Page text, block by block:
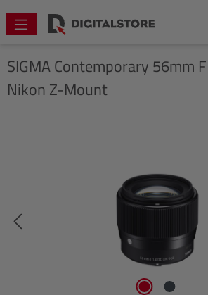
springen
SIGMAContemporary 56mm
Nikon Z-Mount